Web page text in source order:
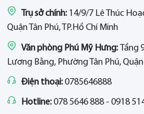
Trụ sở chính: 14/9/7 Lê Thúc
Quận Tân Phú, TP.Hồ Chí Minh
Văn phòng Phú Mỹ Hưng:Tầng
Lương Bằng, Phường Tân Phú, Quận
Điện thoại:0785646888
Hotline:078 5646 888 - 0918